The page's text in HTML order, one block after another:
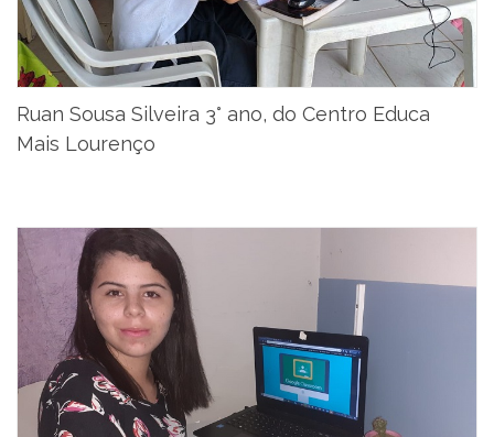
Ruan Sousa Silveira 3° ano, do Centro Educa
Mais Lourenço